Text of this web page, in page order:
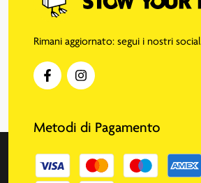
Rimani aggiornato: segui i nostri social
Metodi di Pagamento